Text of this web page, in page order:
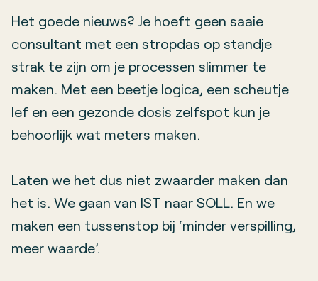
Het goede nieuws? Je hoeft geen saaie
consultant met een stropdas op standje
strak te zijn om je processen slimmer te
maken. Met een beetje logica, een scheutje
lef en een gezonde dosis zelfspot kun je
behoorlijk wat meters maken.
Laten we het dus niet zwaarder maken dan
het is. We gaan van IST naar SOLL. En we
maken een tussenstop bij ‘minder verspilling,
meer waarde’.